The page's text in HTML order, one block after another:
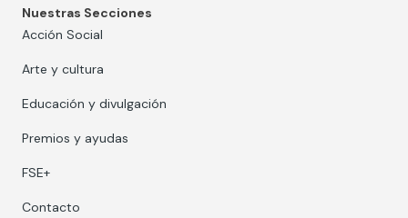
Nuestras Secciones
Acción Social
Arte y cultura
Educación y divulgación
Premios y ayudas
FSE+
Contacto